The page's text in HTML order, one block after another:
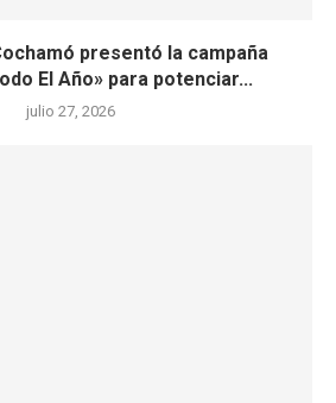
presentó la campaña
El Año» para potenciar...
julio 27, 2026